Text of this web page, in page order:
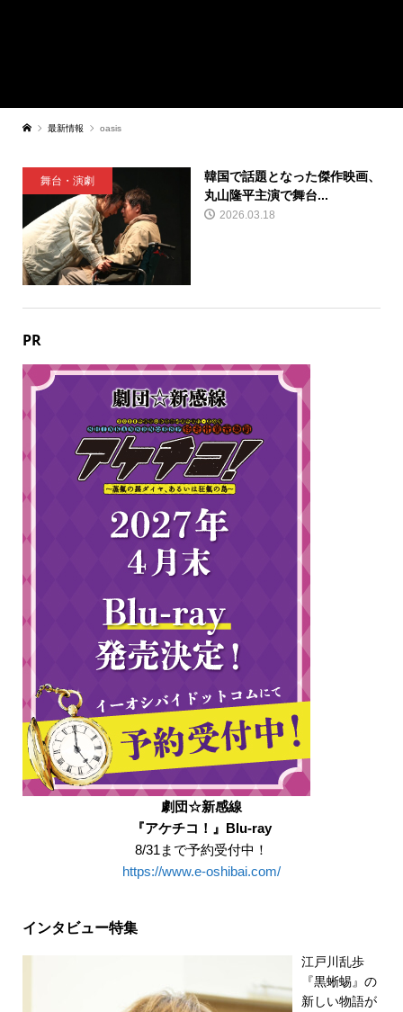
最新情報 oasis
舞台・演劇
韓国で話題となった傑作映画、
丸山隆平主演で舞台...
2026.03.18
PR
劇団☆新感線
『アケチコ！』Blu-ray
8/31まで予約受付中！
https://www.e-oshibai.com/
インタビュー特集
江戸川乱歩
『黒蜥蜴』の
新しい物語が